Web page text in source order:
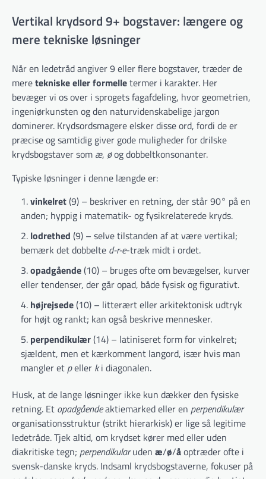
Vertikal krydsord 9+ bogstaver: længere og
mere tekniske løsninger
Når en ledetråd angiver 9 eller flere bogstaver, træder de
meretekniske eller formelletermer i karakter. Her
bevæger vi os over i sprogets fag­afdeling, hvor geometrien,
ingeniørkunsten og den naturvidenskabelige jargon
dominerer. Krydsordsmagere elsker disse ord, fordi de er
præcise og samtidig giver gode muligheder for drilske
krydsbogstaver som æ, øog dobbeltkonsonanter.
Typiske løsninger i denne længde er:
vinkelret(9) – beskriver en retning, der står 90° på en
anden; hyppig i matematik- og fysikrelaterede kryds.
lodrethed (9) – selve tilstanden af at være vertikal;
bemærk det dobbelte d-r-e-træk midt i ordet.
opadgående(10) – bruges ofte om bevægelser, kurver
eller tendenser, der går opad, både fysisk og figurativt.
højrejsede(10) – litterært eller arkitektonisk udtryk
for højt og rankt; kan også beskrive mennesker.
perpendikulær(14) – latiniseret form for vinkelret;
sjældent, men et kærkomment langord, især hvis man
mangler et peller ki diagonalen.
Husk, at de lange løsninger ikke kun dækker den fysiske
retning. Et opadgåendeaktiemarked eller en perpendikulær
organisationsstruktur (strikt hierarkisk) er lige så legitime
ledetråde. Tjek altid, om krydset kører med eller uden
diakritiske tegn; perpendikularuden æ/ø/åoptræder ofte i
svensk-danske kryds. Indsaml krydsbogstaverne, fokuser på